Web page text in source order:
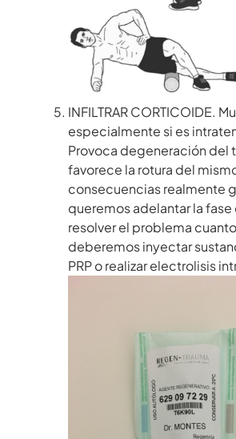
INFILTRAR CORTICOIDE.
especialmente si es
Provoca degeneración del
favorece la rotura del
consecuencias realmente
queremos adelantar la fase
resolver el problema
deberemos inyectar
PRPorealizar electrolisis